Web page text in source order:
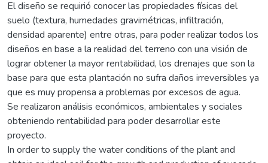
El diseño se requirió conocer las propiedades físicas del
suelo (textura, humedades gravimétricas, infiltración,
densidad aparente) entre otras, para poder realizar todos los
diseños en base a la realidad del terreno con una visión de
lograr obtener la mayor rentabilidad, los drenajes que son la
base para que esta plantación no sufra daños irreversibles ya
que es muy propensa a problemas por excesos de agua.
Se realizaron análisis económicos, ambientales y sociales
obteniendo rentabilidad para poder desarrollar este
proyecto.
In order to supply the water conditions of the plant and